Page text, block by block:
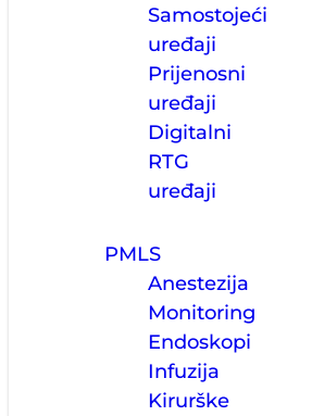
Samostojeći
uređaji
Prijenosni
uređaji
Digitalni
RTG
uređaji
PMLS
Anestezija
Monitoring
Endoskopi
Infuzija
Kirurške